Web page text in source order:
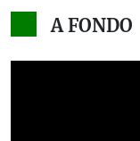
A FONDO